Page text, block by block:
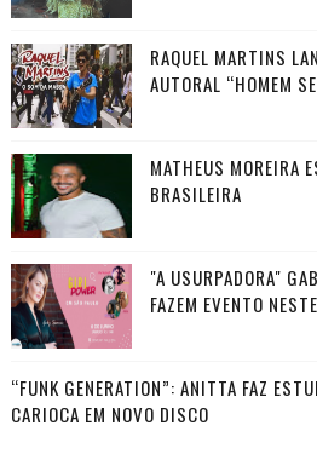
RAQUEL MARTINS
AUTORAL “HOMEM
MATHEUS MOREIRA
BRASILEIRA
"A USURPADORA"
FAZEM EVENTO
“FUNK GENERATION”: ANITTA FAZ
CARIOCA EM NOVO DISCO